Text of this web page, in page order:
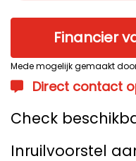
Financier
Mede mogelijk gemaakt
Direct contact
Check
Inruilvoorstel